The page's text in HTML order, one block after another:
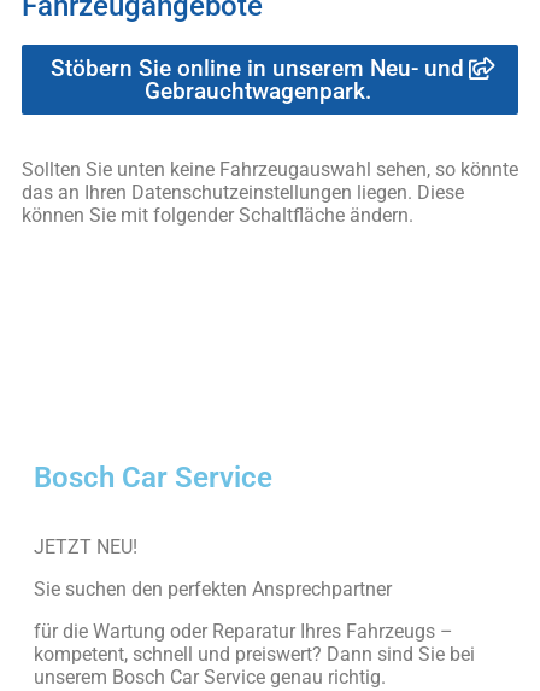
Stöbern Sie online in unserem Neu- und
Gebrauchtwagenpark.
Sollten Sie unten keine Fahrzeugauswahl sehen, so könnte
das an Ihren Datenschutzeinstellungen liegen. Diese
können Sie mit folgender Schaltfläche ändern.
Bosch Car Service
JETZT NEU!
Sie suchen den perfekten Ansprechpartner
für die Wartung oder Reparatur Ihres Fahrzeugs –
kompetent, schnell und preiswert? Dann sind Sie bei
unserem Bosch Car Service genau richtig.